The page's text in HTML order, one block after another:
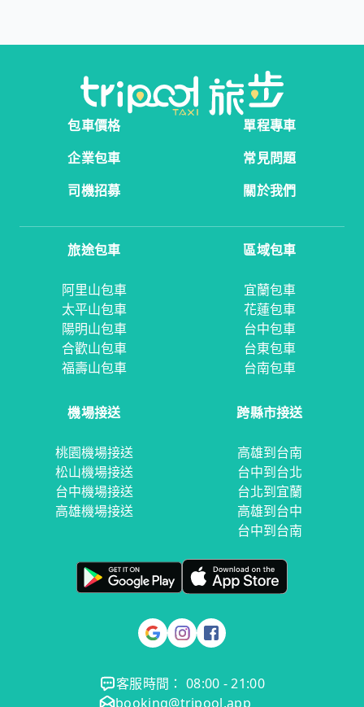
包車價格
單程專車
企業包車
常見問題
司機招募
關於我們
旅途包車
阿里山包車
太平山包車
陽明山包車
合歡山包車
福壽山包車
區域包車
宜蘭包車
花蓮包車
台中包車
台東包車
台南包車
機場接送
桃園機場接送
松山機場接送
台中機場接送
高雄機場接送
跨縣市接送
高雄到台南
台中到台北
台北到宜蘭
高雄到台中
台中到台南
客服時間： 08:00 - 21:00
booking@tripool.app